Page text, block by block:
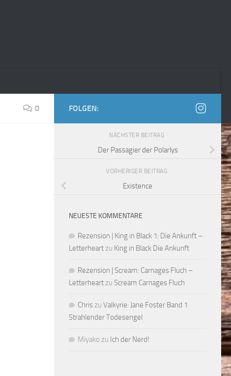
0 FOLGEN:
NÄCHSTER BEITRAG
Der Passagier der Polarlys
VORHERIGER BEITRAG
Existence
NEUESTE KOMMENTARE
Rezension | King in Black 1: Die Ankunft –
Letterheartzu King in Black Die Ankunft
Rezension | Scream: Carnages Fluch –
Letterheartzu Scream Carnages Fluch
Chriszu Valkyrie: Jane Foster Band 1
Strahlender Todesengel
Miyako zu Ich der Nerd!